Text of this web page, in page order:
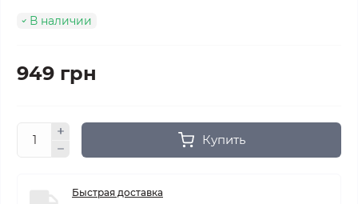
В наличии
949 грн
Купить
Быстрая доставка